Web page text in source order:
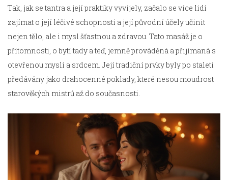
Tak, jak se tantra a její praktiky vyvíjely, začalo se více lidí
zajímat o její léčivé schopnosti a její původní účely učinit
nejen tělo, ale i mysl šťastnou a zdravou. Tato masáž je o
přítomnosti, o bytí tady a teď, jemně prováděná a přijímaná s
otevřenou myslí a srdcem. Její tradiční prvky byly po staletí
předávány jako drahocenné poklady, které nesou moudrost
starověkých mistrů až do současnosti.